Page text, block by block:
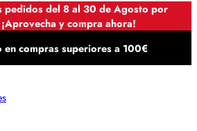
pedidos del 8 al 30 de Agosto por
y compra ahora!
en compras superiores a 100€